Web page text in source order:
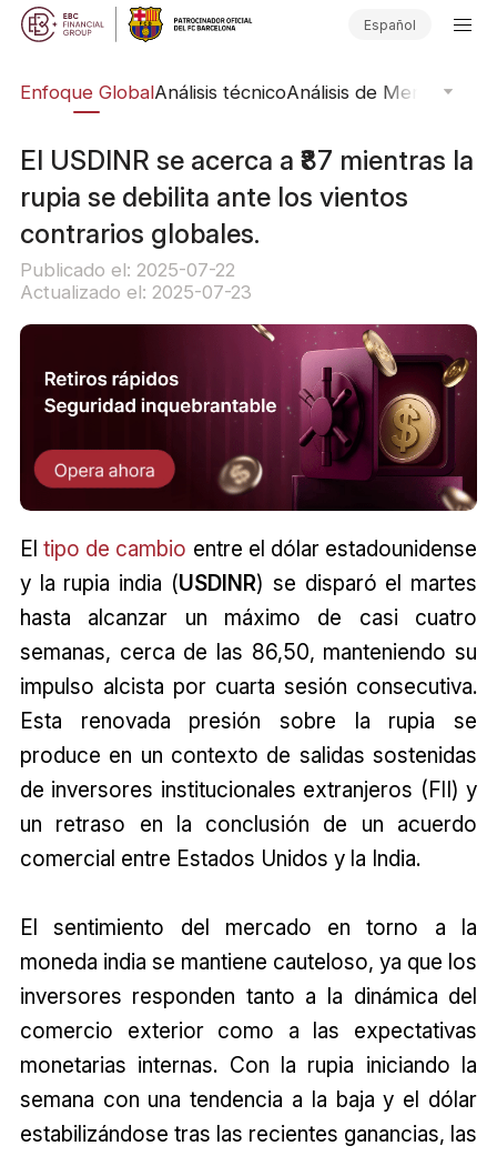
Español
Enfoque GlobalAnálisis técnicoAnálisis de Mercado
El USDINR se acerca a ₹87 mientras la
rupia se debilita ante los vientos
contrarios globales.
Publicado el: 2025-07-22
Actualizado el: 2025-07-23
Eltipo de cambio entre el dólar estadounidense
y la rupia india (USDINR) se disparó el martes
hasta alcanzar un máximo de casi cuatro
semanas, cerca de las ₹86,50, manteniendo su
impulso alcista por cuarta sesión consecutiva.
Esta renovada presión sobre la rupia se
produce en un contexto de salidas sostenidas
de inversores institucionales extranjeros (FII) y
un retraso en la conclusión de un acuerdo
comercial entre Estados Unidos y la India.
El sentimiento del mercado en torno a la
moneda india se mantiene cauteloso, ya que los
inversores responden tanto a la dinámica del
comercio exterior como a las expectativas
monetarias internas. Con la rupia iniciando la
semana con una tendencia a la baja y el dólar
estabilizándose tras las recientes ganancias, las